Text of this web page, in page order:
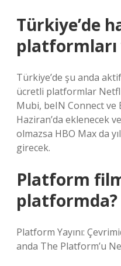
Türkiye’de
platformları
Türkiye’de şu anda
ücretli platformlar
Mubi, beIN Connect ve
Haziran’da eklenecek
olmazsa HBO Max da
girecek.
Platform
platformda?
Platform Yayını:
anda The Platform’u